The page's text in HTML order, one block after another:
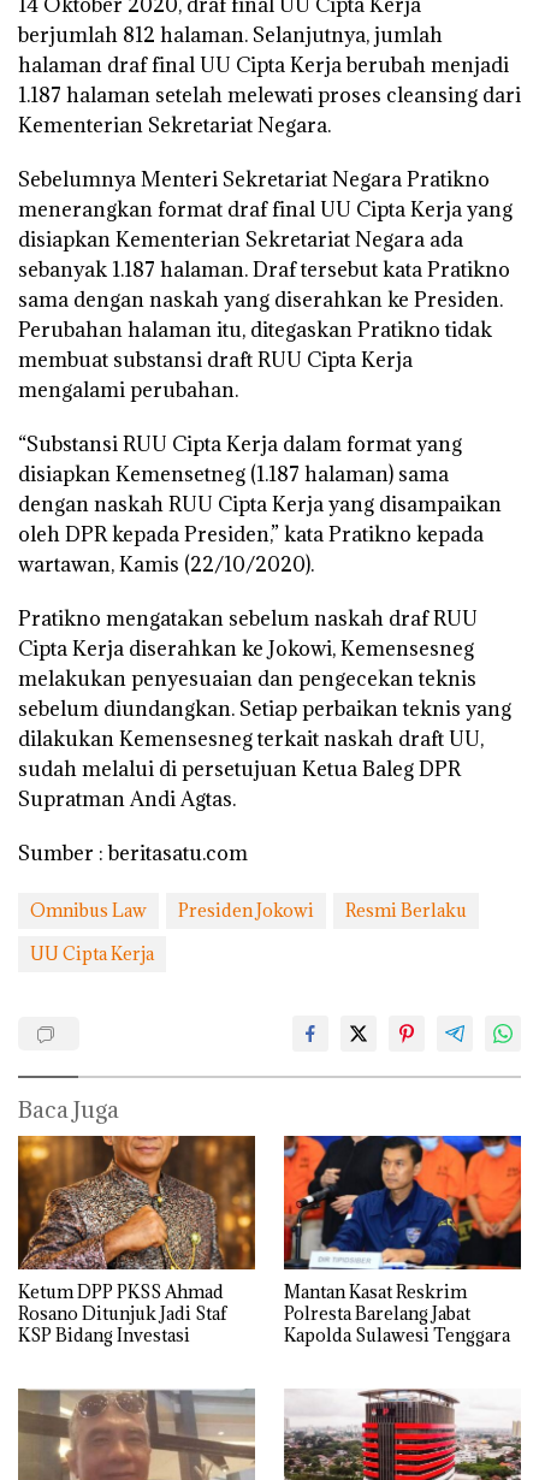
14 Oktober 2020, draf final UU Cipta Kerja
berjumlah 812 halaman. Selanjutnya, jumlah
halaman draf final UU Cipta Kerja berubah menjadi
1.187 halaman setelah melewati proses cleansing dari
Kementerian Sekretariat Negara.
Sebelumnya Menteri Sekretariat Negara Pratikno
menerangkan format draf final UU Cipta Kerja yang
disiapkan Kementerian Sekretariat Negara ada
sebanyak 1.187 halaman. Draf tersebut kata Pratikno
sama dengan naskah yang diserahkan ke Presiden.
Perubahan halaman itu, ditegaskan Pratikno tidak
membuat substansi draft RUU Cipta Kerja
mengalami perubahan.
“Substansi RUU Cipta Kerja dalam format yang
disiapkan Kemensetneg (1.187 halaman) sama
dengan naskah RUU Cipta Kerja yang disampaikan
oleh DPR kepada Presiden,” kata Pratikno kepada
wartawan, Kamis (22/10/2020).
Pratikno mengatakan sebelum naskah draf RUU
Cipta Kerja diserahkan ke Jokowi, Kemensesneg
melakukan penyesuaian dan pengecekan teknis
sebelum diundangkan. Setiap perbaikan teknis yang
dilakukan Kemensesneg terkait naskah draft UU,
sudah melalui di persetujuan Ketua Baleg DPR
Supratman Andi Agtas.
Sumber : beritasatu.com
Omnibus Law Presiden Jokowi
Resmi Berlaku
UU Cipta Kerja
Baca Juga
Ketum DPP PKSS Ahmad
Rosano Ditunjuk Jadi Staf
KSP Bidang Investasi
Mantan Kasat Reskrim
Polresta Barelang Jabat
Kapolda Sulawesi Tenggara